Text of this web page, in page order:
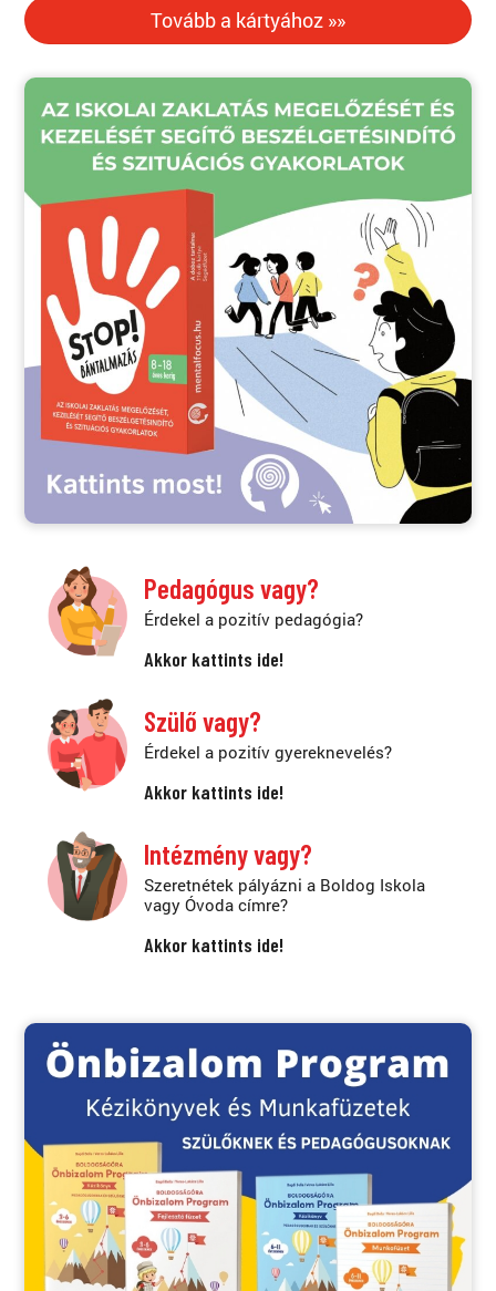
Tovább a kártyához »»
Pedagógus vagy?
Érdekel a pozitív pedagógia?
Akkor kattints ide!
Szülő vagy?
Érdekel a pozitív gyereknevelés?
Akkor kattints ide!
Intézmény vagy?
Szeretnétek pályázni a Boldog Iskola
vagy Óvoda címre?
Akkor kattints ide!